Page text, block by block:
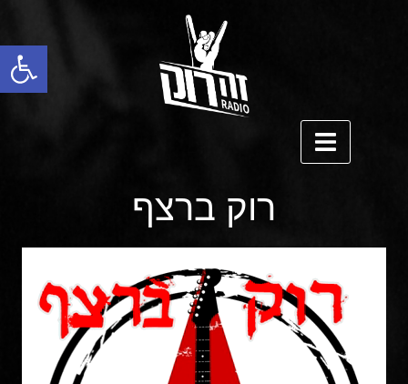
פתח סרגל נגישות
רוק ברצף